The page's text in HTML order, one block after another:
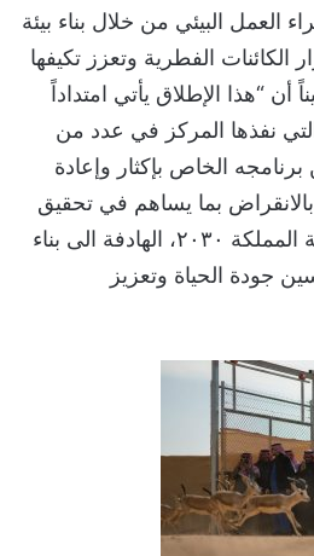
العمل البيئي من خلال بناء بيئة
الكائنات الفطرية وتعزز تكيفها
أن “هذا الإطلاق يأتي امتداداً
نفذها المركز في عدد من
الخاص بإكثار وإعادة
بالانقراض بما يساهم في تحقيق
أحد أبرز مستهدفات رؤية المملكة ٢٠٣٠، الهادفة الى بناء
جودة الحياة وتعزيز